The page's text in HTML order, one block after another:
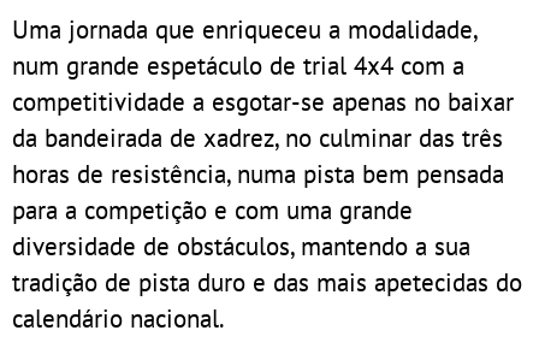
Uma jornada que enriqueceu a modalidade,
num grande espetáculo de trial 4x4 com a
competitividade a esgotar-se apenas no baixar
da bandeirada de xadrez, no culminar das três
horas de resistência, numa pista bem pensada
para a competição e com uma grande
diversidade de obstáculos, mantendo a sua
tradição de pista duro e das mais apetecidas do
calendário nacional.